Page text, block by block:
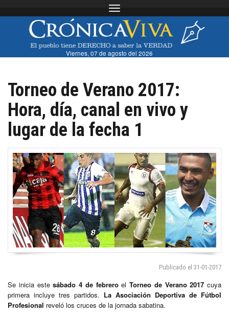
Toggle navigation
Viernes, 07 de agosto del 2026
Torneo de Verano 2017:
Hora, día, canal en vivo y
lugar de la fecha 1
Publicado el 31-01-2017
Se inicia estesábado 4 de febreroel Torneo de Verano 2017 cuya
primera incluye tres partidos. La Asociación Deportiva de Fútbol
Profesional reveló los cruces de la jornada sabatina.